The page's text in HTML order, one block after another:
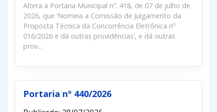
Altera a Portaria Municipal nº. 418, de 07 de julho de
2026, que ‘Nomeia a Comissão de Julgamento da
Proposta Técnica da Concorrência Eletrônica nº
016/2026 e dá outras providências’, e dá outras
prov...
Portaria nº 440/2026